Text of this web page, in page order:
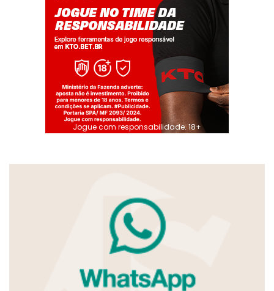
Jogue com responsabilidade. 18+